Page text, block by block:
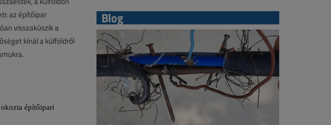
az építőipar
visszakúszik a
kínál a külföldről
Blog